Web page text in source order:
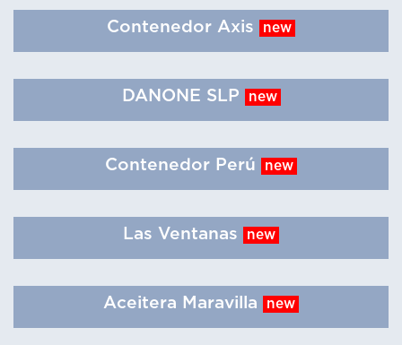
Contenedor Axis new
DANONE SLP new
Contenedor Perú new
Las Ventanas new
Aceitera Maravilla new